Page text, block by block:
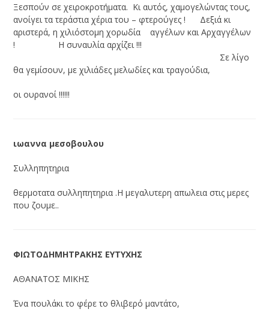
Ξεσπούν σε χειροκροτήματα. Κι αυτός, χαμογελώντας τους,
ανοίγει τα τεράστια χέρια του – φτερούγες ! Δεξιά κι
αριστερά, η χιλιόστομη χορωδία αγγέλων και Αρχαγγέλων
! Η συναυλία αρχίζει !!!
Σε λίγο
θα γεμίσουν, με χιλιάδες μελωδίες και τραγούδια,
οι ουρανοί !!!!!!
ιωαννα μεσοβουλου
Συλληπητηρια
θερμοτατα συλληπητηρια .Η μεγαλυτερη απωλεια στις μερες
που ζουμε..
ΦΙΩΤΟΔΗΜΗΤΡΑΚΗΣ ΕΥΤΥΧΗΣ
ΑΘΑΝΑΤΟΣ ΜΙΚΗΣ
Ένα πουλάκι το φέρε το θλιβερό μαντάτο,